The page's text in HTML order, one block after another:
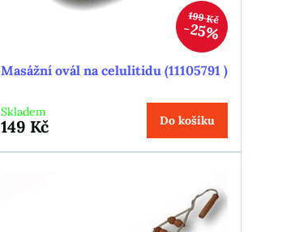
199 Kč
25%
Masážní ovál na celulitidu (11105791 )
Skladem
149 Kč Do košíku